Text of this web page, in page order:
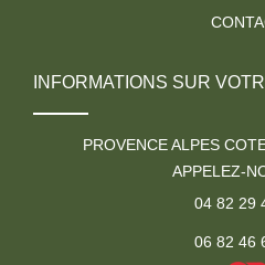
INFORMATIONS SUR
PROVENCE ALPES
APPELEZ-
04 82 29
06 82 46